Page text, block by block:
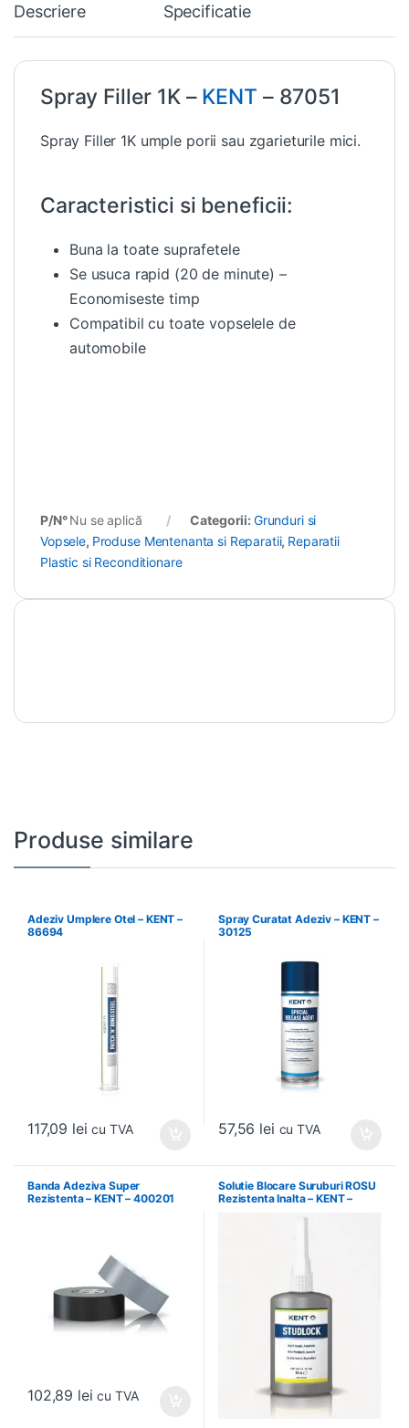
Descriere Specificatie
Spray Filler 1K – KENT – 87051
Spray Filler 1K umple porii sau zgarieturile mici.
Caracteristici si beneficii:
Buna la toate suprafetele
Se usuca rapid (20 de minute) –
Economiseste timp
Compatibil cu toate vopselele de
automobile
P/N°Nu se aplică Categorii: Grunduri si
Vopsele, Produse Mentenanta si Reparatii, Reparatii
Plastic si Reconditionare
Produse similare
Adeziv Umplere Otel – KENT –
86694
117,09 lei cu TVA
Spray Curatat Adeziv – KENT –
30125
57,56 lei cu TVA
Banda Adeziva Super
Rezistenta – KENT – 400201
102,89 lei cu TVA
Solutie Blocare Suruburi ROSU
Rezistenta Inalta – KENT –